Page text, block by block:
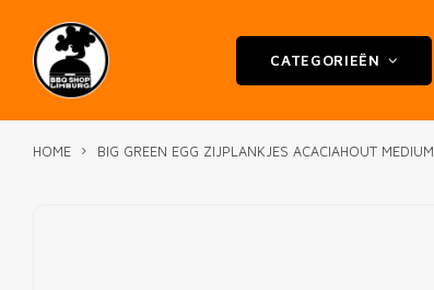
CATEGORIEËN
HOME BIG GREEN EGG ZIJPLANKJES ACACIAHOUT MEDIUM